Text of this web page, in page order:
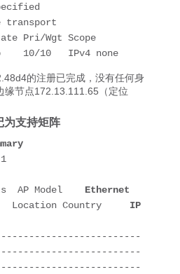
transport
Pri/Wgt Scope
10/10   IPv4 none
的注册已完成，没有任何身
缘节点172.13.111.65（定位
为支持矩阵
AP Model Ethernet
Location Country
IP